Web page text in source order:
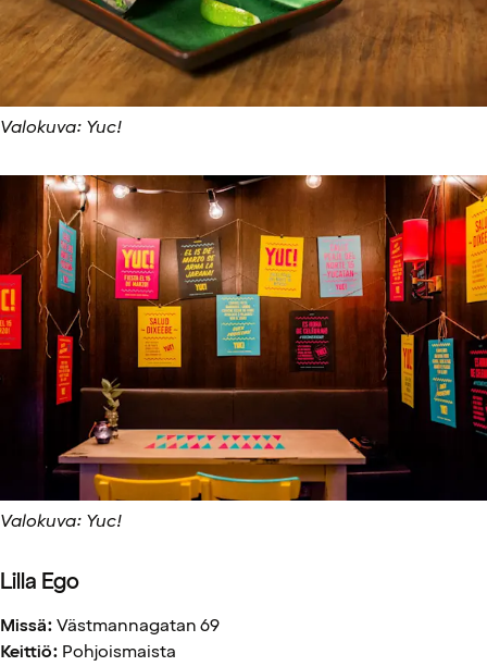
Valokuva: Yuc!
Valokuva: Yuc!
Lilla Ego
Missä:Västmannagatan 69
Keittiö: Pohjoismaista